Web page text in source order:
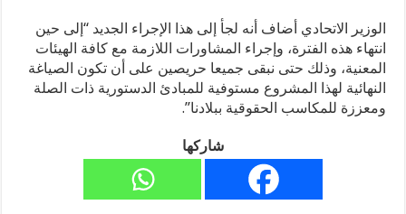
الوزير الاتحادي أضاف أنه لجأ إلى هذا الإجراء الجديد “إلى حين
انتهاء هذه الفترة، وإجراء المشاورات اللازمة مع كافة الهيئات
المعنية، وذلك حتى نبقى جميعا حريصين على أن تكون الصياغة
النهائية لهذا المشروع مستوفية للمبادئ الدستورية ذات الصلة
ومعززة للمكاسب الحقوقية ببلادنا”.
شاركها